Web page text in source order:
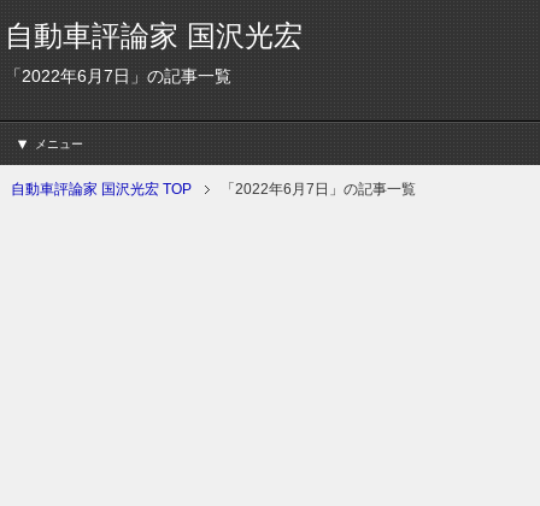
自動車評論家 国沢光宏
「2022年6月7日」の記事一覧
メニュー
自動車評論家 国沢光宏 TOP 「2022年6月7日」の記事一覧